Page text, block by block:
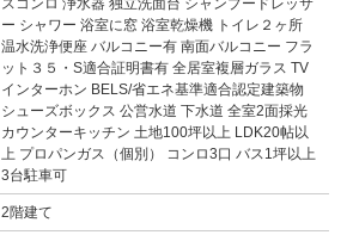
スコンロ 浄水器 独立洗面台 シャンプードレッサ
ー シャワー 浴室に窓 浴室乾燥機 トイレ２ヶ所
温水洗浄便座 バルコニー有 南面バルコニー フラ
ット３５・S適合証明書有 全居室複層ガラス TV
インターホン BELS/省エネ基準適合認定建築物
シューズボックス 公営水道 下水道 全室2面採光
カウンターキッチン 土地100坪以上 LDK20帖以
上 プロパンガス（個別） コンロ3口 バス1坪以上
3台駐車可
2階建て